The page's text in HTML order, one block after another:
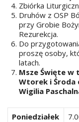
Zbiórka
Druhów z OSP
przy Grobie
Rezurekcja.
Do
proszę osoby,
latach.
Msze Święte w
Wtorek i Środa
Wigilia
Poniedziałek